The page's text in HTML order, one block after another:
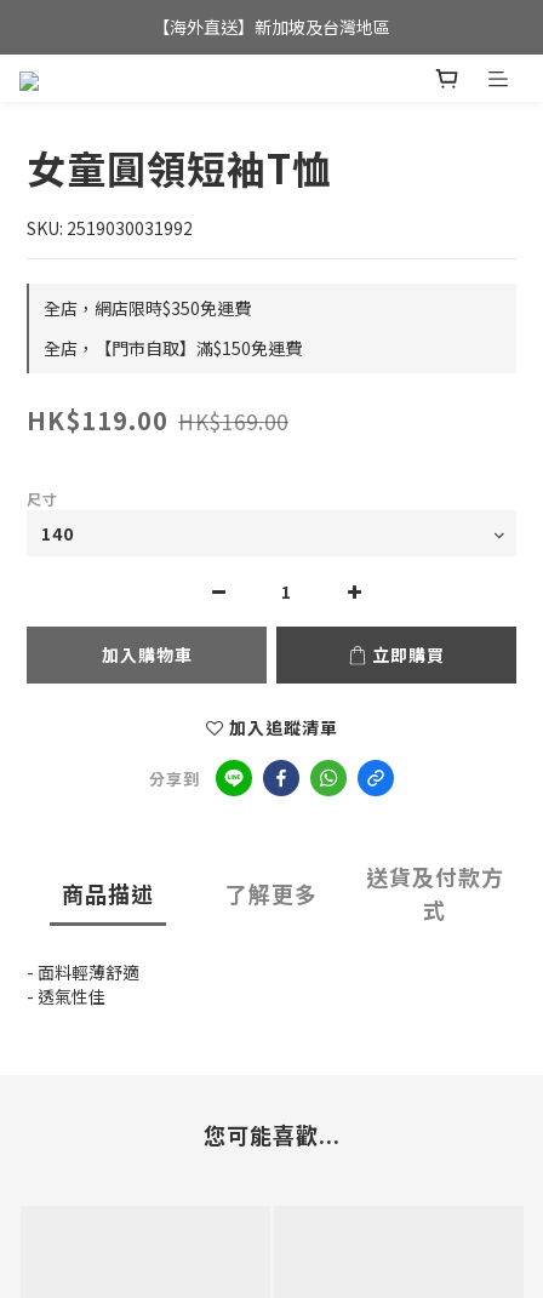
全店滿$350，即可享港澳地區免運費;
【海外直送】新加坡及台灣地區
女童圓領短袖T恤
SKU: 2519030031992
全店，網店限時$350免運費
全店，【門市自取】滿$150免運費
HK$119.00 HK$169.00
尺寸
加入購物車 立即購買
加入追蹤清單
分享到
商品描述 了解更多
送貨及付款方
式
- 面料輕薄舒適
- 透氣性佳
您可能喜歡...